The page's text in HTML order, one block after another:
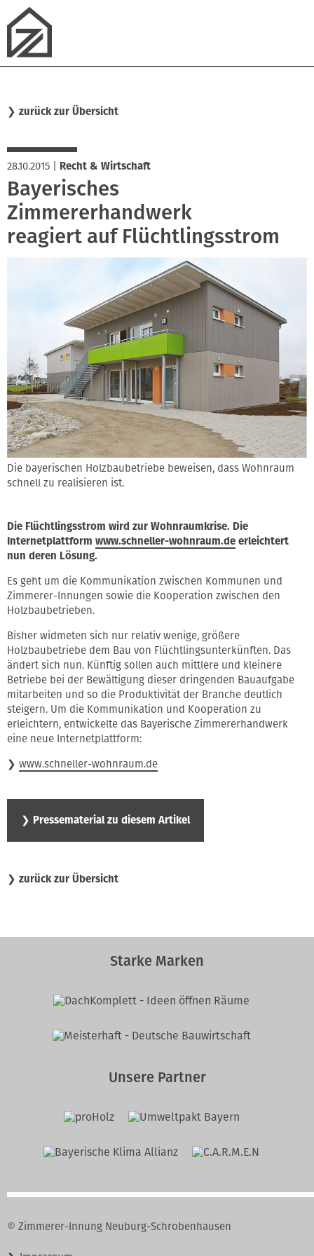
❯ zurück zur Übersicht
28.10.2015 Recht & Wirtschaft
Bayerisches
Zimmererhandwerk
reagiert auf Flüchtlingsstrom
Die bayerischen Holzbaubetriebe beweisen, dass Wohnraum
schnell zu realisieren ist.
Die Flüchtlingsstrom wird zur Wohnraumkrise. Die
Internetplattform www.schneller-wohnraum.de erleichtert
nun deren Lösung.
Es geht um die Kommunikation zwischen Kommunen und
Zimmerer-Innungen sowie die Kooperation zwischen den
Holzbaubetrieben.
Bisher widmeten sich nur relativ wenige, größere
Holzbaubetriebe dem Bau von Flüchtlingsunterkünften. Das
ändert sich nun. Künftig sollen auch mittlere und kleinere
Betriebe bei der Bewältigung dieser dringenden Bauaufgabe
mitarbeiten und so die Produktivität der Branche deutlich
steigern. Um die Kommunikation und Kooperation zu
erleichtern, entwickelte das Bayerische Zimmererhandwerk
eine neue Internetplattform:
❯ www.schneller-wohnraum.de
❯ Pressematerial zu diesem Artikel
❯ zurück zur Übersicht
Starke Marken
Unsere Partner
© Zimmerer-Innung Neuburg-Schrobenhausen